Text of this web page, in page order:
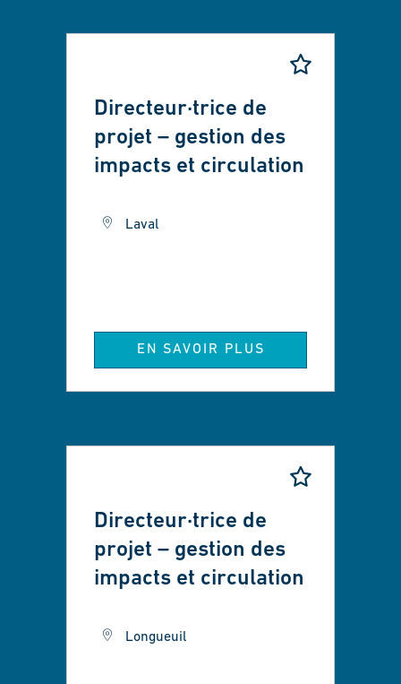
Directeur·trice de
projet – gestion des
impacts et circulation
Laval
EN SAVOIR PLUS
Directeur·trice de
projet – gestion des
impacts et circulation
Longueuil